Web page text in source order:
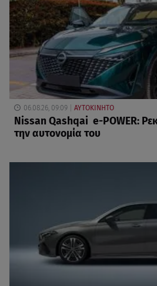
06.08.26, 09:09 ΑΥΤΟΚΙΝΗΤΟ
Nissan Qashqai e-POWER:
την αυτονομία του